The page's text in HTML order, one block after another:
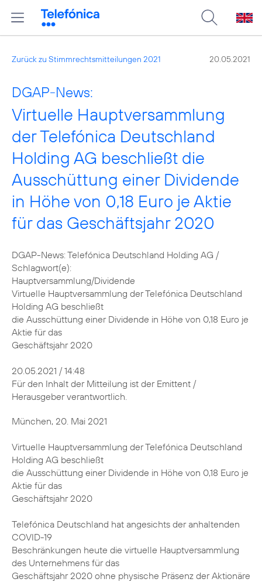
Zurück zu Stimmrechtsmitteilungen 2021 20.05.2021
DGAP-News:
Virtuelle Hauptversammlung
der Telefónica Deutschland
Holding AG beschließt die
Ausschüttung einer Dividende
in Höhe von 0,18 Euro je Aktie
für das Geschäftsjahr 2020
DGAP-News: Telefónica Deutschland Holding AG /
Schlagwort(e):
Hauptversammlung/Dividende
Virtuelle Hauptversammlung der Telefónica Deutschland
Holding AG beschließt
die Ausschüttung einer Dividende in Höhe von 0,18 Euro je
Aktie für das
Geschäftsjahr 2020
20.05.2021 / 14:48
Für den Inhalt der Mitteilung ist der Emittent /
Herausgeber verantwortlich.
München, 20. Mai 2021
Virtuelle Hauptversammlung der Telefónica Deutschland
Holding AG beschließt
die Ausschüttung einer Dividende in Höhe von 0,18 Euro je
Aktie für das
Geschäftsjahr 2020
Telefónica Deutschland hat angesichts der anhaltenden
COVID-19
Beschränkungen heute die virtuelle Hauptversammlung
des Unternehmens für das
Geschäftsjahr 2020 ohne physische Präsenz der Aktionäre